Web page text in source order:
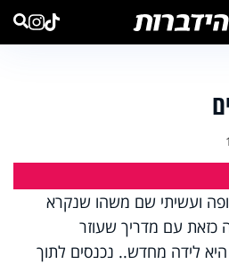
ועשיתי שם משהו שנקרא
כזאת עם מדריך שעוזר
היא לידה מחדש.. נכנסים לתוך